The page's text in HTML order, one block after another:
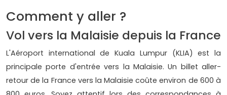
Comment y aller ?
Vol vers la Malaisie depuis la France
L'Aéroport international de Kuala Lumpur (KLIA) est la
principale porte d'entrée vers la Malaisie. Un billet aller-
retour de la France vers la Malaisie coûte environ de 600 à